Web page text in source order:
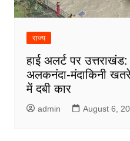
राज्य
हाई अलर्ट पर
अलकनंदा-मंदाकिनी
में दबी कार
admin August 6,